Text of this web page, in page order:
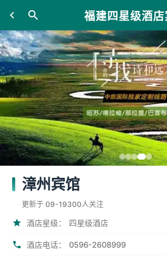
福建四星级酒店
漳州宾馆
更新于 09-19300人关注
酒店星级： 四星级酒店
酒店电话： 0596-2608999